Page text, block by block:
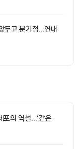
두고 분기점…연내
포의 역설…‘같은